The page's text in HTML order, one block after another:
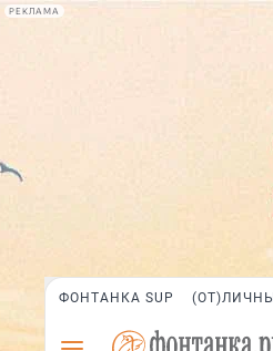
РЕКЛАМА
ФОНТАНКА SUP